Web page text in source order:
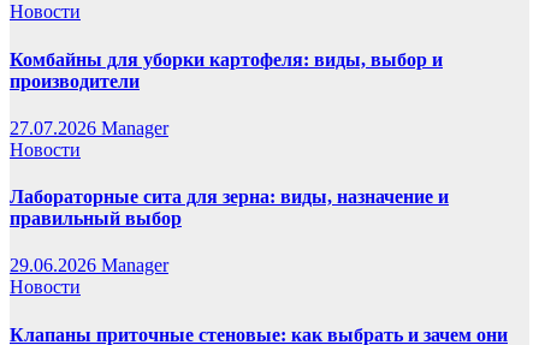
Новости
Комбайны для уборки картофеля: виды, выбор и
производители
27.07.2026 Manager
Новости
Лабораторные сита для зерна: виды, назначение и
правильный выбор
29.06.2026 Manager
Новости
Клапаны приточные стеновые: как выбрать и зачем они